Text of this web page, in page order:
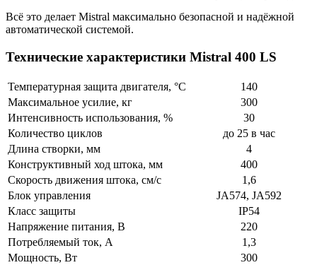
Всё это делает Mistral максимально безопасной и надёжной
автоматической системой.
Технические характеристики Mistral 400 LS
Температурная защита двигателя, °C
140
Максимальное усилие, кг
300
Интенсивность использования, %
30
Количество циклов
до 25 в час
Длина створки, мм
4
Конструктивный ход штока, мм
400
Скорость движения штока, см/с
1,6
Блок управления
JA574, JA592
Класс защиты
IP54
Напряжение питания, В
220
Потребляемый ток, A
1,3
Мощность, Вт
300